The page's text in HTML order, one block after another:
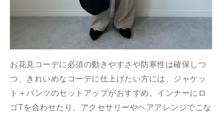
お花見コーデに必須の動きやすさや防寒性は確保しつ
つ、きれいめなコーデに仕上げたい方には、ジャケッ
ト＋パンツのセットアップがおすすめ。インナーにロ
ゴTを合わせたり、アクセサリーやヘアアレンジでこな